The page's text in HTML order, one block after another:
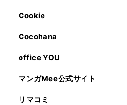
Cookie
Cocohana
office YOU
マンガMee公式サイト
リマコミ